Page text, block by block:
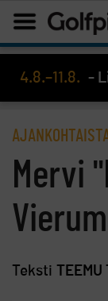
4.8.–11.8. -
Mervi
Teksti TEEMU